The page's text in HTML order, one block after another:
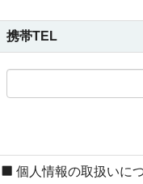
携帯TEL
個人情報の取扱いに